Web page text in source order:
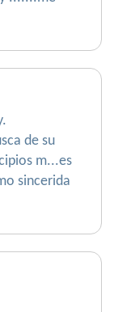
de su
m...es
sincerida